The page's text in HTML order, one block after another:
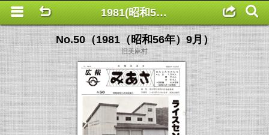
This is a completely basic popup, no options set.
1981(昭和56年) No.44～52
No.50（1981（昭和56年）9月）
旧美麻村